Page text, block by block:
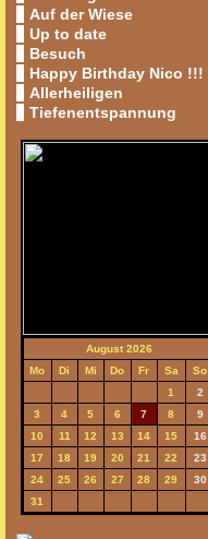
Auf der Wiese
Up to date
Besuch
Happy Birthday Nico !!!
Allerheiligen
Tiefenentspannung
August 2026
Mo
Di Mi Do Fr Sa
So
1
2
3
4 5 6 7 8
9
10
11 12 13 14 15
16
17
18 19 20 21 22
23
24
25 26 27 28 29
30
31